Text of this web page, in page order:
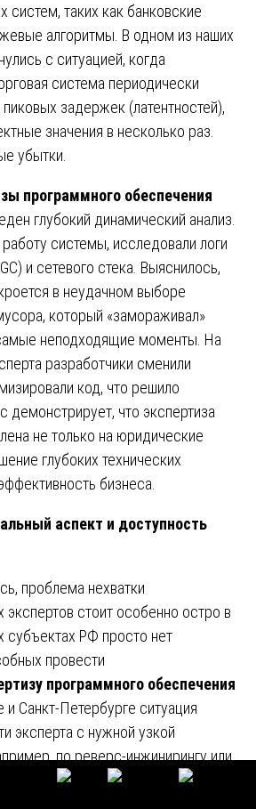
систем, таких как банковские
алгоритмы. В одном из наших
с ситуацией, когда
система периодически
задержек (латентностей),
значения в несколько раз.
убытки.
программного обеспечения
глубокий динамический анализ.
системы, исследовали логи
и сетевого стека. Выяснилось,
в неудачном выборе
который «замораживал»
неподходящие моменты. На
разработчики сменили
код, что решило
демонстрирует, что экспертиза
не только на юридические
глубоких технических
бизнеса.
аспект и доступность
проблема нехватки
экспертов стоит особенно остро в
субъектах РФ просто нет
провести
программного обеспечения
и Санкт-Петербурге ситуация
эксперта с нужной узкой
по реверс-инжинирингу или
бывает непросто. Мы
и предлагаем свои услуги на